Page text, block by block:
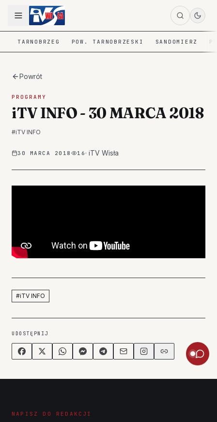
TARNOBRZEG POW. TARNOBRZESKI SANDOMIERZ
Powrót
PROGRAMY
iTV INFO - 30 MARCA 2018
#iTV INFO
30 MARCA 2018 16 ·iTV Wisła
#iTV INFO
UDOSTĘPNIJ
NAPISZ DO REDAKCJI